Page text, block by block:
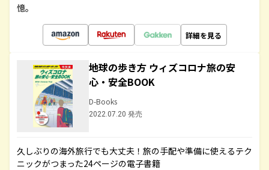
憶。
詳細を見る
地球の歩き方 ウィズコロナ旅の安
心・安全BOOK
D-Books
2022.07.20 発売
久しぶりの海外旅行でも大丈夫！旅の手配や準備に使えるテク
ニックがつまった24ページの電子書籍